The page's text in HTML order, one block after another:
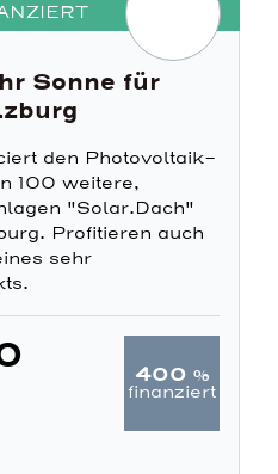
Sonne für
den Photovoltaik-
100 weitere,
"Solar.Dach"
Profitieren auch
sehr
400 %
finanziert